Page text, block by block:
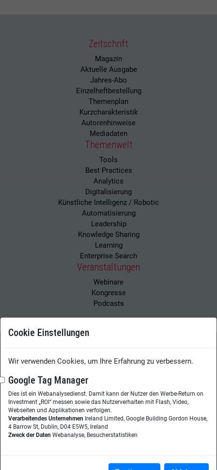
Zeitschrift
Magazin
Aktuelle Ausgabe
Jahres-Abo
Einzelheftbestellung
Themenplan
Kurzcharakteristik
Autorenhinweise
Mediadaten
Themenwelt
Tools
Best Practices
Analytics
Digitalisierung
Künstliche Intelligenz / Robotic
Automatisierung
Leadership
Knowledge Sharing
Learning
Enterprise Search
Veranstaltungen
Webinare
Kongresse
Podcasts
Wissensmanagement Magazin
Impressum
Herausgeberin:Nicole Lehnert
Westheimer Str. 18
86356 Neusäß
Telefon: +49 (0)821 48685-290
Copyright © 2026
Cookie Einstellungen
Wir verwenden Cookies, um Ihre Erfahrung zu verbessern.
Google Tag Manager
Dies ist ein Webanalysedienst. Damit kann der Nutzer den Werbe-Return on
Investment „ROI“ messen sowie das Nutzerverhalten mit Flash, Video,
Webseiten und Applikationen verfolgen.
Verarbeitendes Unternehmen Ireland Limited, Google Building Gordon House,
4 Barrow St, Dublin, D04 E5W5, Ireland
Zweck der Daten Webanalyse, Besucherstatistiken